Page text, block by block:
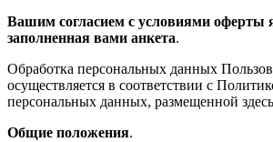
Вашим согласием с условиями оферты
заполненная вами анкета.
Обработка персональных данных
осуществляется в соответствии с
персональных данных, размещенной
Общие положения.